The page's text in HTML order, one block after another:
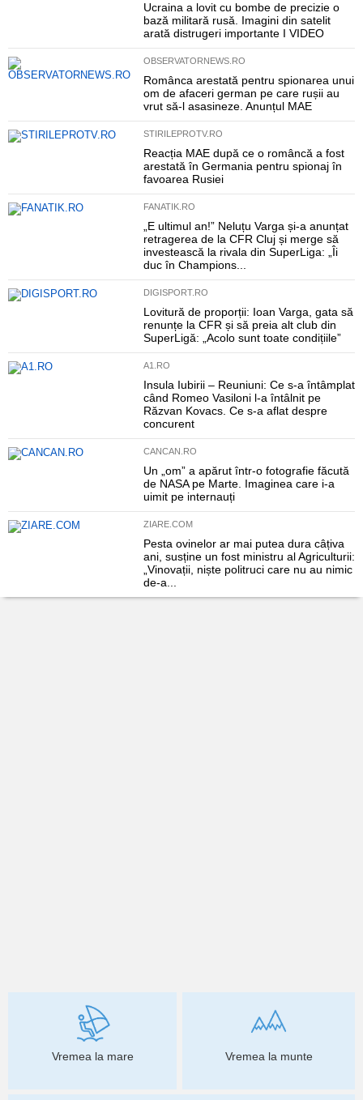
Ucraina a lovit cu bombe de precizie o
bază militară rusă. Imagini din satelit
arată distrugeri importante I VIDEO
OBSERVATORNEWS.RO
Românca arestată pentru spionarea unui
om de afaceri german pe care rușii au
vrut să-l asasineze. Anunțul MAE
STIRILEPROTV.RO
Reacția MAE după ce o româncă a fost
arestată în Germania pentru spionaj în
favoarea Rusiei
FANATIK.RO
„E ultimul an!” Neluțu Varga și-a anunțat
retragerea de la CFR Cluj și merge să
investească la rivala din SuperLiga: „Îi
duc în Champions...
DIGISPORT.RO
Lovitură de proporții: Ioan Varga, gata să
renunțe la CFR și să preia alt club din
SuperLigă: „Acolo sunt toate condițiile”
A1.RO
Insula Iubirii – Reuniuni: Ce s-a întâmplat
când Romeo Vasiloni l-a întâlnit pe
Răzvan Kovacs. Ce s-a aflat despre
concurent
CANCAN.RO
Un „om” a apărut într-o fotografie făcută
de NASA pe Marte. Imaginea care i-a
uimit pe internauți
ZIARE.COM
Pesta ovinelor ar mai putea dura câțiva
ani, susține un fost ministru al Agriculturii:
„Vinovații, niște politruci care nu au nimic
de-a...
Vremea la mare Vremea la munte